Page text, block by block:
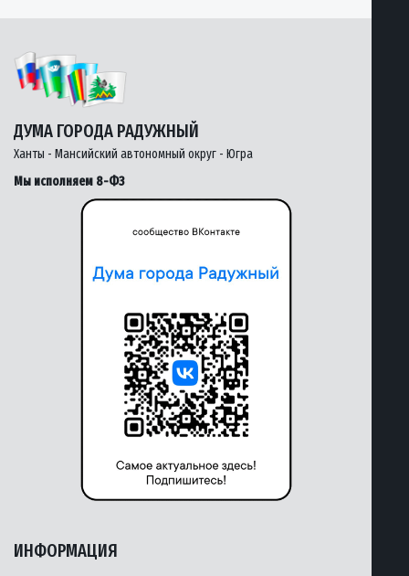
ДУМА ГОРОДА РАДУЖНЫЙ
Ханты - Мансийский автономный округ - Югра
Мы исполняем 8-ФЗ
ИНФОРМАЦИЯ